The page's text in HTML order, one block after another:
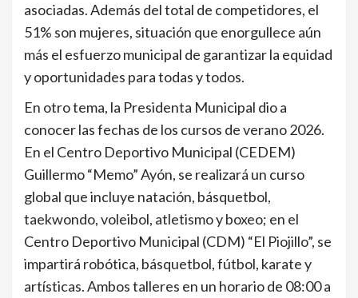
asociadas. Además del total de competidores, el
51% son mujeres, situación que enorgullece aún
más el esfuerzo municipal de garantizar la equidad
y oportunidades para todas y todos.
En otro tema, la Presidenta Municipal dio a
conocer las fechas de los cursos de verano 2026.
En el Centro Deportivo Municipal (CEDEM)
Guillermo “Memo” Ayón, se realizará un curso
global que incluye natación, básquetbol,
taekwondo, voleibol, atletismo y boxeo; en el
Centro Deportivo Municipal (CDM) “El Piojillo”, se
impartirá robótica, básquetbol, fútbol, karate y
artísticas. Ambos talleres en un horario de 08:00 a